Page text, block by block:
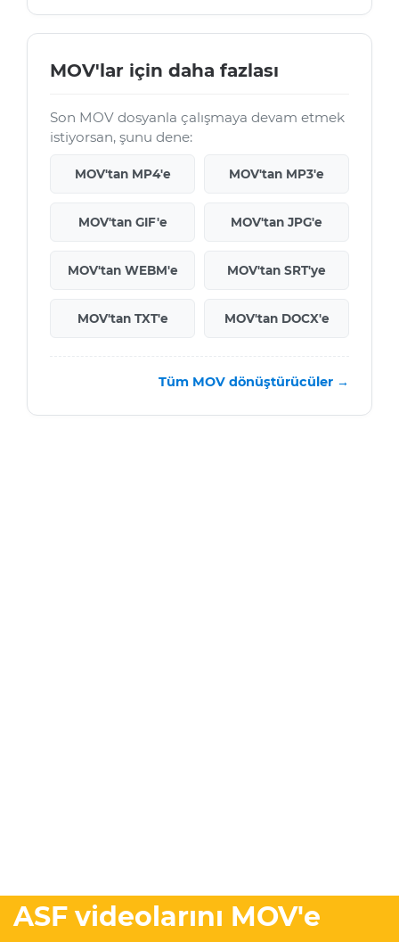
MOV'lar için daha fazlası
Son MOV dosyanla çalışmaya devam etmek
istiyorsan, şunu dene:
MOV'tan MP4'e MOV'tan MP3'e
MOV'tan GIF'e MOV'tan JPG'e
MOV'tan WEBM'e MOV'tan SRT'ye
MOV'tan TXT'e MOV'tan DOCX'e
Tüm MOV dönüştürücüler →
ASF videolarını MOV'e